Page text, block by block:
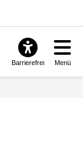
Barrierefrei Menü